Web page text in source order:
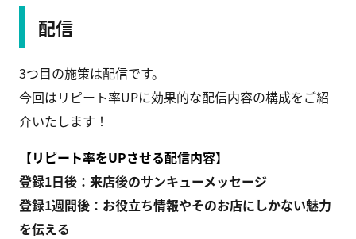
配信
3つ目の施策は配信です。
今回はリピート率UPに効果的な配信内容の構成をご紹
介いたします！
【リピート率をUPさせる配信内容】
登録1日後：来店後のサンキューメッセージ
登録1週間後：お役立ち情報やそのお店にしかない魅力
を伝える